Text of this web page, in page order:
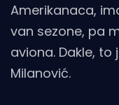
Amerikanaca,
van sezone, pa
aviona. Dakle, to
Milanović.